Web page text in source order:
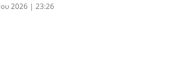
2026 | 23:26